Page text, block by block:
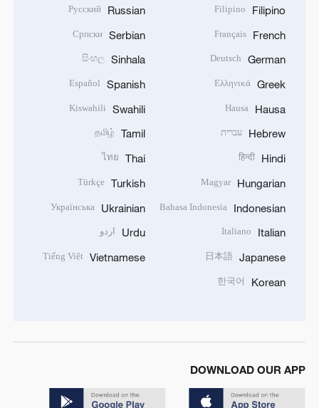
Filipino
Filipino
French
Français
German
Deutsch
Greek
Ελληνικά
Hausa
Hausa
Hebrew עברית
Hindi
हिन्दी
Hungarian
Magyar
Indonesian
Bahasa Indonesia
Italian
Italiano
Japanese
日本語
Korean
한국어
Russian
Русский
Serbian
Српски
Sinhala
සිංහල
Spanish
Español
Swahili
Kiswahili
Tamil
தமிழ்
Thai
ไทย
Turkish
Türkçe
Ukrainian
Українська
Urdu اردو
Vietnamese
Tiếng Việt
DOWNLOAD OUR APP